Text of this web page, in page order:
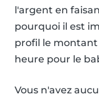
l'argent en
pourquoi il est
profil le
heure pour le
Vous n'avez